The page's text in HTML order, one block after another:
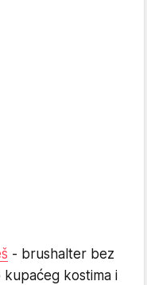
- brushalter bez
kupaćeg kostima i